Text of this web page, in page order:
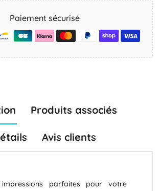
Paiement sécurisé
Produits associés
Avis clients
parfaites pour votre